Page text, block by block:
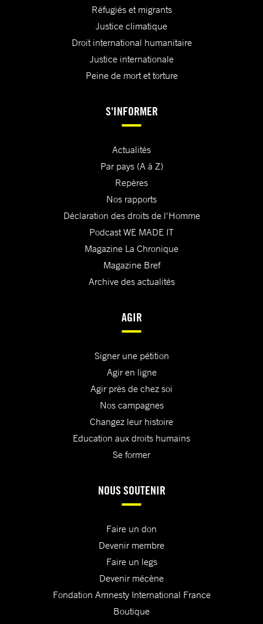
Réfugiés et migrants
Justice climatique
Droit international humanitaire
Justice internationale
Peine de mort et torture
S'INFORMER
Actualités
Par pays (A à Z)
Repères
Nos rapports
Déclaration des droits de l'Homme
Podcast WE MADE IT
Magazine La Chronique
Magazine Bref
Archive des actualités
AGIR
Signer une pétition
Agir en ligne
Agir près de chez soi
Nos campagnes
Changez leur histoire
Education aux droits humains
Se former
NOUS SOUTENIR
Faire un don
Devenir membre
Faire un legs
Devenir mécène
Fondation Amnesty International France
Boutique